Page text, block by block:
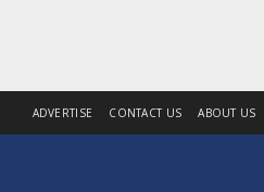
ADVERTISE CONTACT US ABOUT US